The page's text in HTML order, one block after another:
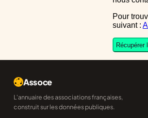
Pour trouver le greffe des associations auquel vous devrez ensuite envoyer le CERFA completé, reportez-vous sur l'annuaire
suivant :
Récupérer
Assoce
L'annuaire des associations françaises,
construit sur les données publiques.